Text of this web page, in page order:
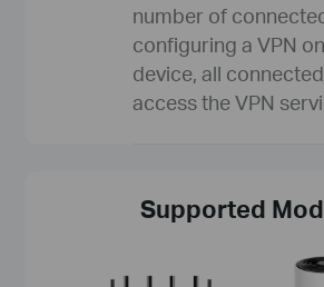
number of
configuring a VPN
device, all
access the VPN
Supported